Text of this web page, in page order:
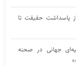
از پاسداشت حقیقت تا
جهانی در صحنه